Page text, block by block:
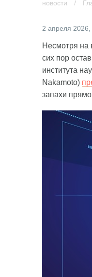
новости /
2 апреля
Несмотря на
сих пор
института
Nakamoto)
запахи